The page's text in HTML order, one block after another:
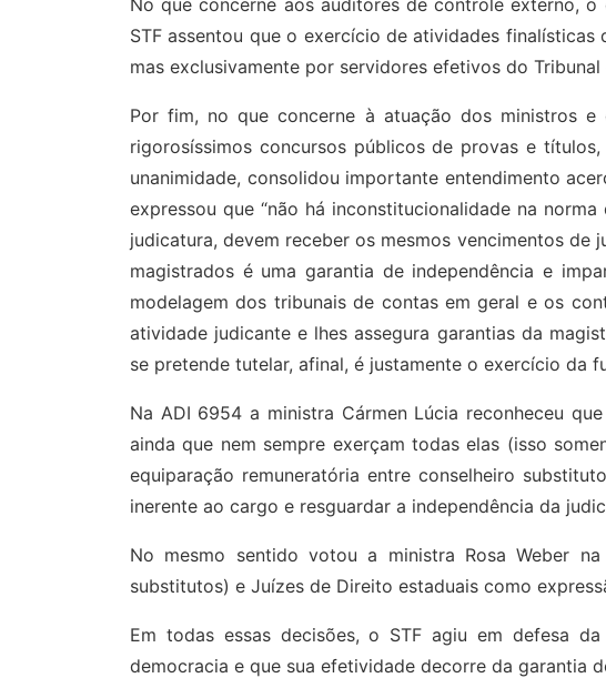
No que concerne aos auditores de controle externo,
STF assentou que o exercício de atividades
mas exclusivamente por servidores efetivos do Tribunal
Por fim, no que concerne à atuação dos ministros e
rigorosíssimos concursos públicos de provas e
unanimidade, consolidou importante entendimento
expressou que “não há inconstitucionalidade na
judicatura, devem receber os mesmos vencimentos
magistrados é uma garantia de independência e
modelagem dos tribunais de contas em geral e os
atividade judicante e lhes assegura garantias da
se pretende tutelar, afinal, é justamente o exercício da
Na ADI 6954 a ministra Cármen Lúcia reconheceu
ainda que nem sempre exerçam todas elas (isso
equiparação remuneratória entre conselheiro
inerente ao cargo e resguardar a independência da
No mesmo sentido votou a ministra Rosa Weber
substitutos) e Juízes de Direito estaduais como
Em todas essas decisões, o STF agiu em defesa
democracia e que sua efetividade decorre da garantia